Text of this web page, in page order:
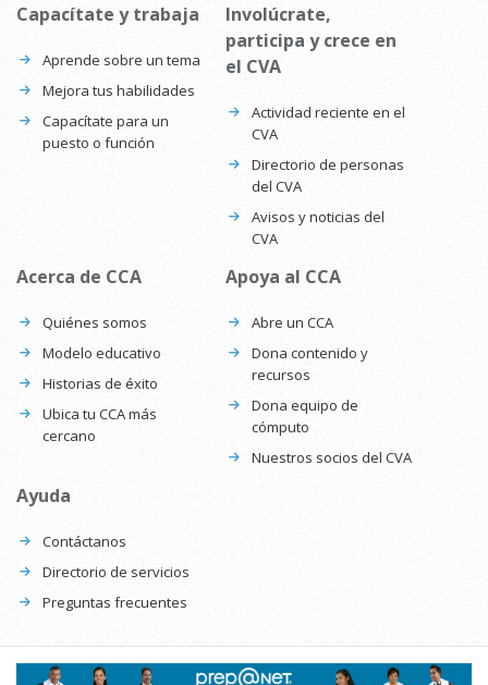
Capacítate y trabaja
Aprende sobre un tema
Mejora tus habilidades
Capacítate para un
puesto o función
Involúcrate,
participa y crece en
el CVA
Actividad reciente en el
CVA
Directorio de personas
del CVA
Avisos y noticias del
CVA
Acerca de CCA
Quiénes somos
Modelo educativo
Historias de éxito
Ubica tu CCA más
cercano
Apoya al CCA
Abre un CCA
Dona contenido y
recursos
Dona equipo de
cómputo
Nuestros socios del CVA
Ayuda
Contáctanos
Directorio de servicios
Preguntas frecuentes